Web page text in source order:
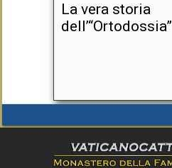
La vera storia
dell’“Ortodossia”